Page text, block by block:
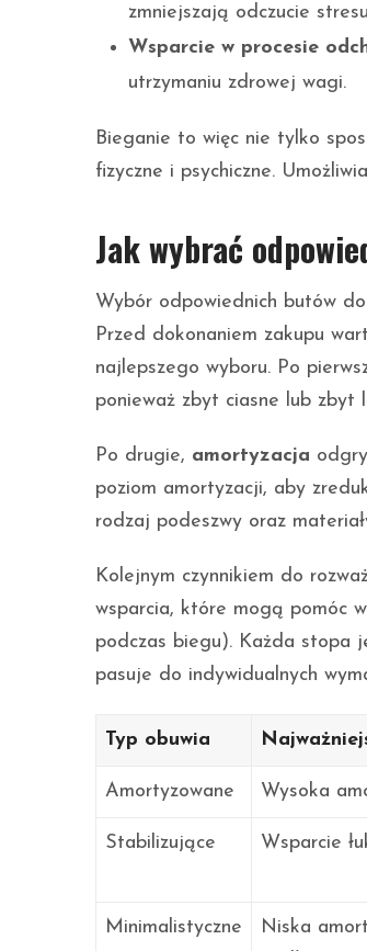
zmniejszają odczucie
Wsparcie w procesie
utrzymaniu zdrowej wagi.
Bieganie to więc nie tylko
fizyczne i psychiczne.
Jak wybrać
Wybór odpowiednich butów
Przed dokonaniem zakupu
najlepszego wyboru. Po
ponieważ zbyt ciasne lub zbyt
Po drugie, amortyzacja
poziom amortyzacji, aby
rodzaj podeszwy oraz
Kolejnym czynnikiem do
wsparcia, które mogą pomóc
podczas biegu). Każda stopa
pasuje do indywidualnych
Typ obuwia
Amortyzowane Wysoka
Stabilizujące Wsparcie
Minimalistyczne
Niska